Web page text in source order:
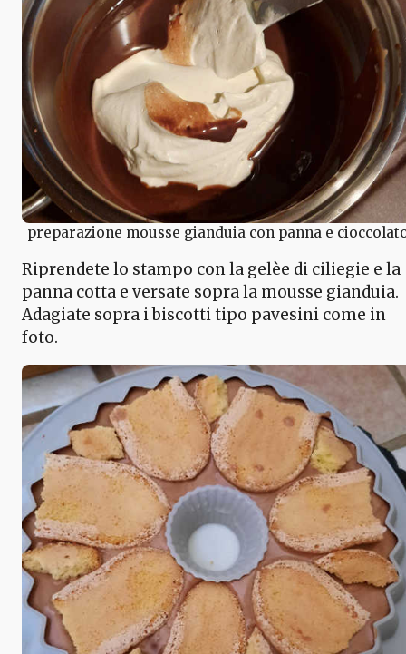
preparazione mousse gianduia con panna e
Riprendete lo stampo con la gelèe di ciliegie e la
panna cotta e versate sopra la mousse gianduia.
Adagiate sopra i biscotti tipo pavesini come in
foto.